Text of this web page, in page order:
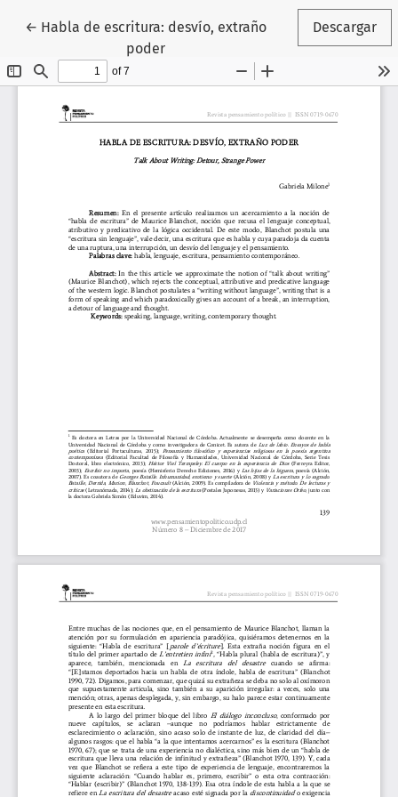
← Volver a los detalles del artículo
Habla de escritura: desvío, extraño
poder
Descargar